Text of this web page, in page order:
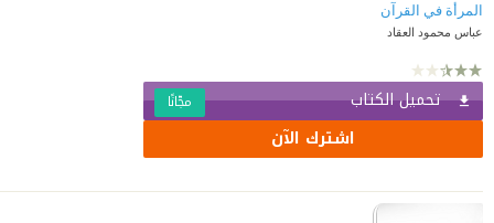
المرأة في القرآن
عباس محمود العقاد
تحميل الكتاب مجّانًا
اشترك الآن